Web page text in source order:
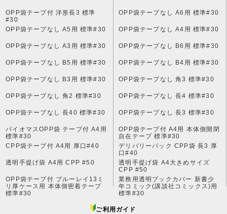
OPP袋テープ付 洋形長3 標準
#30
OPP袋テープなし A6用 標準#30
OPP袋テープなし A5用 標準#30 OPP袋テープなし A4用 標準#30
OPP袋テープなし A3用 標準#30 OPP袋テープなし B6用 標準#30
OPP袋テープなし B5用 標準#30 OPP袋テープなし B4用 標準#30
OPP袋テープなし B3用 標準#30 OPP袋テープなし 角3 標準#30
OPP袋テープなし 角2 標準#30 OPP袋テープなし 長4 標準#30
OPP袋テープなし 長40 標準#30 OPP袋テープなし 長3 標準#30
バイオマスOPP袋 テープ付 A4用
標準#30
OPP袋テープ付 A4用 本体側開閉
自在テープ 標準#30
CPP袋テープ付 A4用 厚口#40
デリバリーパック CPP袋 長3 厚
口#40
透明手提げ袋 A4用 CPP #50
透明手提げ袋 A4大きめサイズ
CPP #50
OPP袋テープ付 ブルーレイ13ミ
リ厚ケース用 本体側密着テープ
標準#30
業務用透明ブックカバー 新書少
年コミック(講談社コミックス)用
標準#30
ご利用ガイド